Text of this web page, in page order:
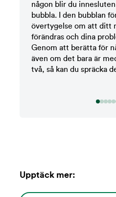
någon blir du
bubbla. I den bubblan
övertygelse om att ditt
förändras och dina
Genom att berätta för
även om det bara är
två, så kan du spräcka
Upptäck mer: